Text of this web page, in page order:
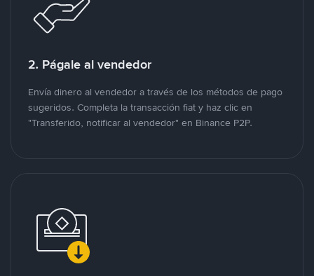
2. Págale al vendedor
Envía dinero al vendedor a través de los métodos de pago
sugeridos. Completa la transacción fiat y haz clic en
"Transferido, notificar al vendedor" en Binance P2P.